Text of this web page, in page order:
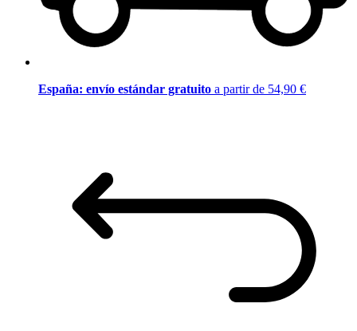
España: envío estándar gratuito a partir de 54,90 €